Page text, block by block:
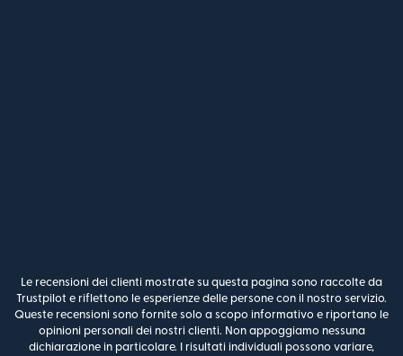
Le recensioni dei clienti mostrate su questa pagina sono raccolte da
Trustpilot e riflettono le esperienze delle persone con il nostro servizio.
Queste recensioni sono fornite solo a scopo informativo e riportano le
opinioni personali dei nostri clienti. Non appoggiamo nessuna
dichiarazione in particolare. I risultati individuali possono variare,